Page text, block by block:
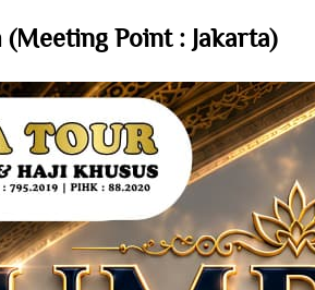
Point : Jakarta)